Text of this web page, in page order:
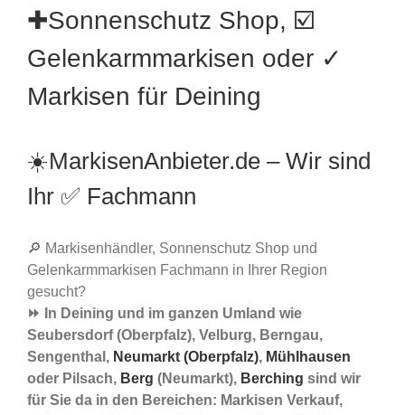
✚Sonnenschutz Shop, ☑️
Gelenkarmmarkisen oder ✓
Markisen für Deining
☀️MarkisenAnbieter.de – Wir sind
Ihr ✅ Fachmann
🔎 Markisenhändler, Sonnenschutz Shop und
Gelenkarmmarkisen Fachmann in Ihrer Region
gesucht?
⏩ In Deining und im ganzen Umland wie
Seubersdorf (Oberpfalz), Velburg, Berngau,
Sengenthal, Neumarkt (Oberpfalz), Mühlhausen
oder Pilsach, Berg (Neumarkt), Berching sind wir
für Sie da in den Bereichen: Markisen Verkauf,